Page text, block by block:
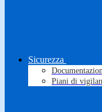
Sicurezza
Piani di